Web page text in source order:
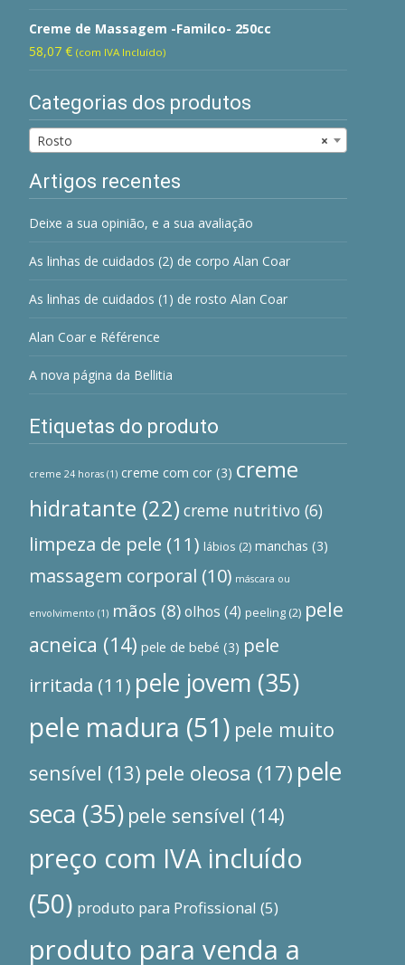
Creme de Massagem -Familco- 250cc
58,07 € (com IVA Incluído)
Categorias dos produtos
×
Rosto
Artigos recentes
Deixe a sua opinião, e a sua avaliação
As linhas de cuidados (2) de corpo Alan Coar
As linhas de cuidados (1) de rosto Alan Coar
Alan Coar e Référence
A nova página da Bellitia
Etiquetas do produto
creme 24 horas (1) creme com cor (3) creme
hidratante (22) creme nutritivo (6)
limpeza de pele (11) lábios (2) manchas (3)
massagem corporal (10) máscara ou
envolvimento (1) mãos (8)olhos (4) peeling (2) pele
acneica (14) pele de bebé (3) pele
irritada (11) pele jovem (35)
pele madura (51) pele muito
sensível (13) pele oleosa (17) pele
seca (35) pele sensível (14)
preço com IVA incluído
(50) produto para Profissional (5)
produto para venda a